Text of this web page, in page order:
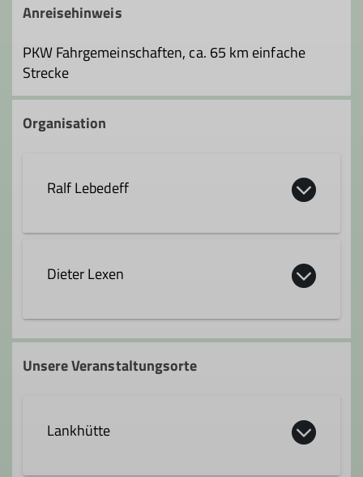
Anreisehinweis
PKW Fahrgemeinschaften, ca. 65 km einfache
Strecke
Organisation
Ralf Lebedeff
Qualifikationen
Trainer*in C Skibergsteigen
Dieter Lexen
Ämter
Unsere Veranstaltungsorte
Lankhütte